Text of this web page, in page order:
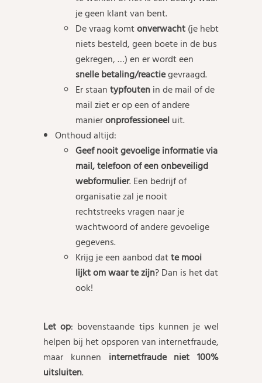
je geen klant van bent.
De vraag komtonverwacht(je hebt
niets besteld, geen boete in de bus
gekregen, …) en er wordt een
snelle betaling/reactiegevraagd.
Er staantypfoutenin de mail of de
mail ziet er op een of andere
manieronprofessioneeluit.
Onthoud altijd:
Geef nooit gevoelige informatie via
mail, telefoon of een onbeveiligd
webformulier. Een bedrijf of
organisatie zal je nooit
rechtstreeks vragen naar je
wachtwoord of andere gevoelige
gegevens.
Krijg je een aanbod datte mooi
lijkt om waar te zijn? Dan is het dat
ook!
Let op: bovenstaande tips kunnen je wel
helpen bij het opsporen van internetfraude,
maar kunnen internetfraude niet 100%
uitsluiten.